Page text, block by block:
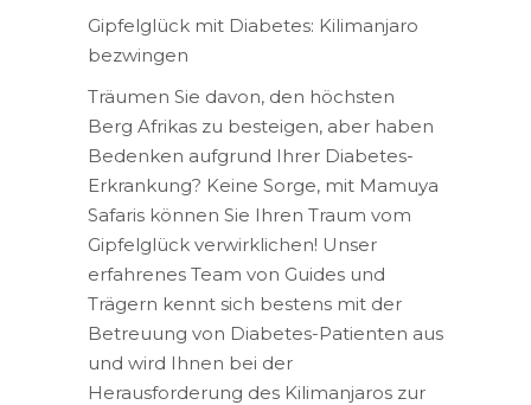
Gipfelglück mit Diabetes: Kilimanjaro
bezwingen
Träumen Sie davon, den höchsten
Berg Afrikas zu besteigen, aber haben
Bedenken aufgrund Ihrer Diabetes-
Erkrankung? Keine Sorge, mit Mamuya
Safaris können Sie Ihren Traum vom
Gipfelglück verwirklichen! Unser
erfahrenes Team von Guides und
Trägern kennt sich bestens mit der
Betreuung von Diabetes-Patienten aus
und wird Ihnen bei der
Herausforderung des Kilimanjaros zur